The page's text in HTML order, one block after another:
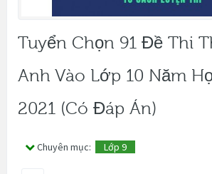
Tuyển Chọn 91 Đề Thi
Anh Vào Lớp 10 Năm
2021 (Có Đáp Án)
Chuyên mục: Lớp 9